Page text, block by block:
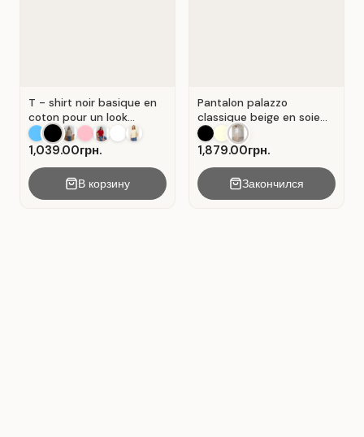
T - shirt noir basique en
coton pour un look
décontracté. Noir.
1,039.00грн.
В корзину
Pantalon palazzo
classique beige en soie
plissée. Beige.
1,879.00грн.
Закончился